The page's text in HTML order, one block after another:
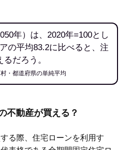
年）は、2020年=100とし
の平均83.2に比べると、注
だろう。
・都道府県の単純平均
不動産が買える？
る際、住宅ローンを利用す